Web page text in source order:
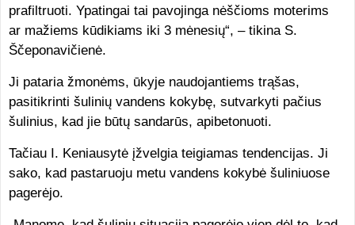
prafiltruoti. Ypatingai tai pavojinga nėščioms moterims
ar mažiems kūdikiams iki 3 mėnesių“, – tikina S.
Ščeponavičienė.
Ji pataria žmonėms, ūkyje naudojantiems trąšas,
pasitikrinti šulinių vandens kokybę, sutvarkyti pačius
šulinius, kad jie būtų sandarūs, apibetonuoti.
Tačiau I. Keniausytė įžvelgia teigiamas tendencijas. Ji
sako, kad pastaruoju metu vandens kokybė šuliniuose
pagerėjo.